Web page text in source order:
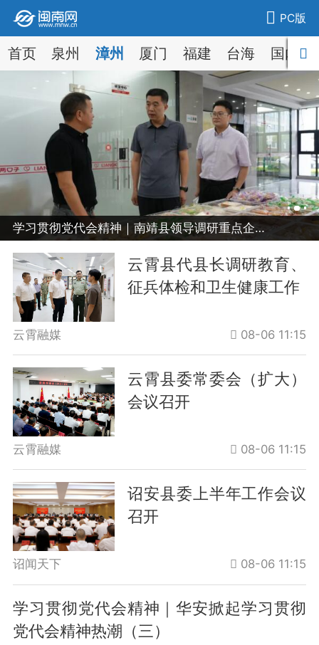
PC版
首页 泉州 漳州 厦门 福建 台海 国内
学习贯彻党代会精神｜南靖县领导调研重点企业和安全生产工作
云霄县代县长调研教育、
征兵体检和卫生健康工作
云霄融媒 08-06 11:15
云霄县委常委会（扩大）
会议召开
云霄融媒 08-06 11:15
诏安县委上半年工作会议
召开
诏闻天下 08-06 11:15
学习贯彻党代会精神｜华安掀起学习贯彻
党代会精神热潮（三）